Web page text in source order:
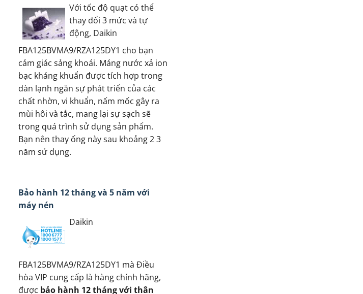
Với tốc độ quạt có thể
thay đổi 3 mức và tự
động, Daikin
FBA125BVMA9/RZA125DY1 cho bạn
cảm giác sảng khoái. Máng nước xả ion
bạc kháng khuẩn được tích hợp trong
dàn lạnh ngăn sự phát triển của các
chất nhờn, vi khuẩn, nấm mốc gây ra
mùi hôi và tắc, mang lại sự sạch sẽ
trong quá trình sử dụng sản phẩm.
Bạn nên thay ống này sau khoảng 2 3
năm sử dụng.
Bảo hành 12 tháng và 5 năm với
máy nén
Daikin
FBA125BVMA9/RZA125DY1 mà Điều
hòa VIP cung cấp là hàng chính hãng,
được bảo hành 12 tháng với thân